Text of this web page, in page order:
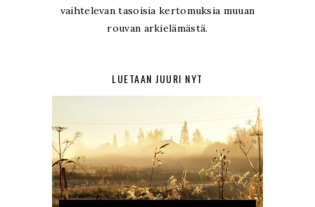
vaihtelevan tasoisia kertomuksia muuan
rouvan arkielämästä.
LUETAAN JUURI NYT